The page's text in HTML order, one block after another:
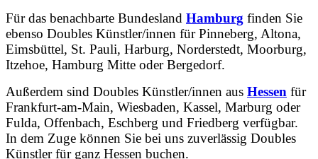
Für das benachbarte Bundesland Hamburg finden Sie
ebenso Doubles Künstler/innen für Pinneberg, Altona,
Eimsbüttel, St. Pauli, Harburg, Norderstedt, Moorburg,
Itzehoe, Hamburg Mitte oder Bergedorf.
Außerdem sind Doubles Künstler/innen aus Hessen für
Frankfurt-am-Main, Wiesbaden, Kassel, Marburg oder
Fulda, Offenbach, Eschberg und Friedberg verfügbar.
In dem Zuge können Sie bei uns zuverlässig Doubles
Künstler für ganz Hessen buchen.